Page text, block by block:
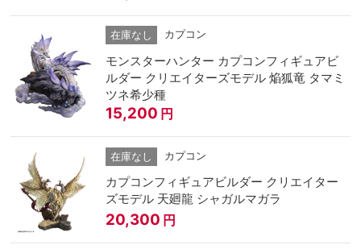
在庫なし カプコン
モンスターハンター カプコンフィギュアビ
ルダー クリエイターズモデル 焔狐竜 タマミ
ツネ希少種
15,200 円
在庫なし カプコン
カプコンフィギュアビルダー クリエイター
ズモデル 天廻龍 シャガルマガラ
20,300 円